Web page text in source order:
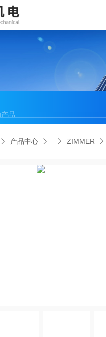
产品中心 ZIMMER